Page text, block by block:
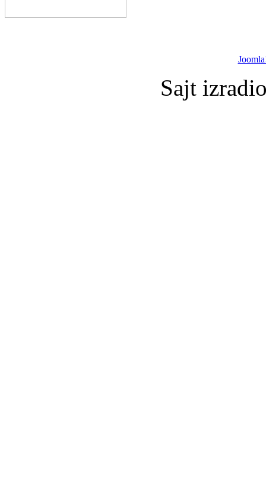
Sajt